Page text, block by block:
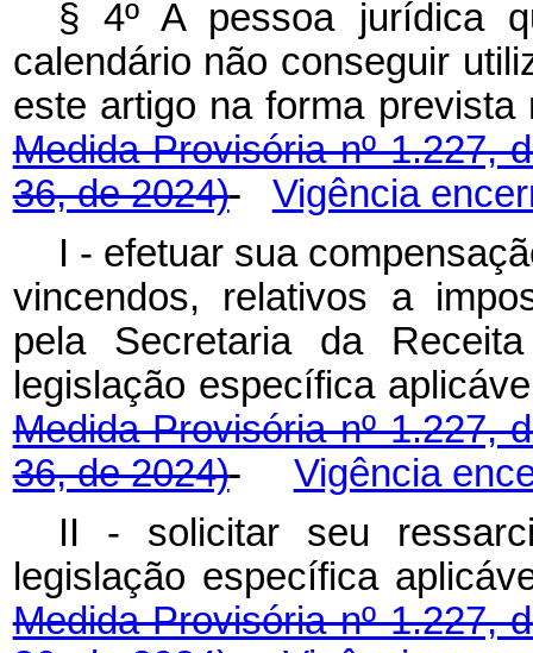
§ 4º A pessoa jurídica
calendário não conseguir
este artigo na forma
Medida Provisória nº 1.227,
36, de 2024)
Vigência
I - efetuar sua
vincendos, relativos a
pela Secretaria da
legislação específica
Medida Provisória nº 1.227,
36, de 2024)
Vigência
II - solicitar seu
legislação específica
Medida Provisória nº 1.227,